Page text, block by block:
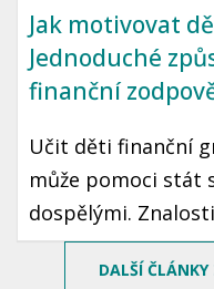
Jak motivovat
Jednoduché
finanční
Učit děti finanční
může pomoci stát
dospělými.
mohou sloužit po
jak motivovat děti
DALŠÍ